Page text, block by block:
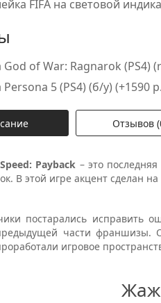
FIFA на световой
God of War: Ragnarok (PS4)
Persona 5 (PS4) (б/у) (+1590
Отзывов
Payback – это
В этой игре акцент сделан
постарались исправить
части
игровое